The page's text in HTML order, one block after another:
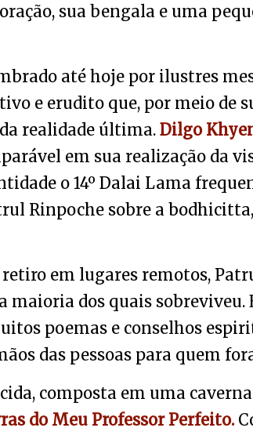
sua bengala e uma
até hoje por ilustres
e erudito que, por meio de
realidade última.Dilgo
em sua realização da
o 14º Dalai Lama
Rinpoche sobre a
em lugares remotos,
maioria dos quais sobreviveu.
poemas e conselhos
das pessoas para quem
composta em uma
do Meu Professor Perfeito.